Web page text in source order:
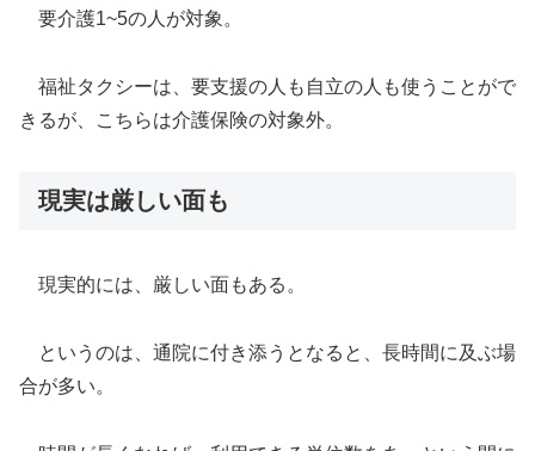
要介護1~5の人が対象。
福祉タクシーは、要支援の人も自立の人も使うことがで
きるが、こちらは介護保険の対象外。
現実は厳しい面も
現実的には、厳しい面もある。
というのは、通院に付き添うとなると、長時間に及ぶ場
合が多い。